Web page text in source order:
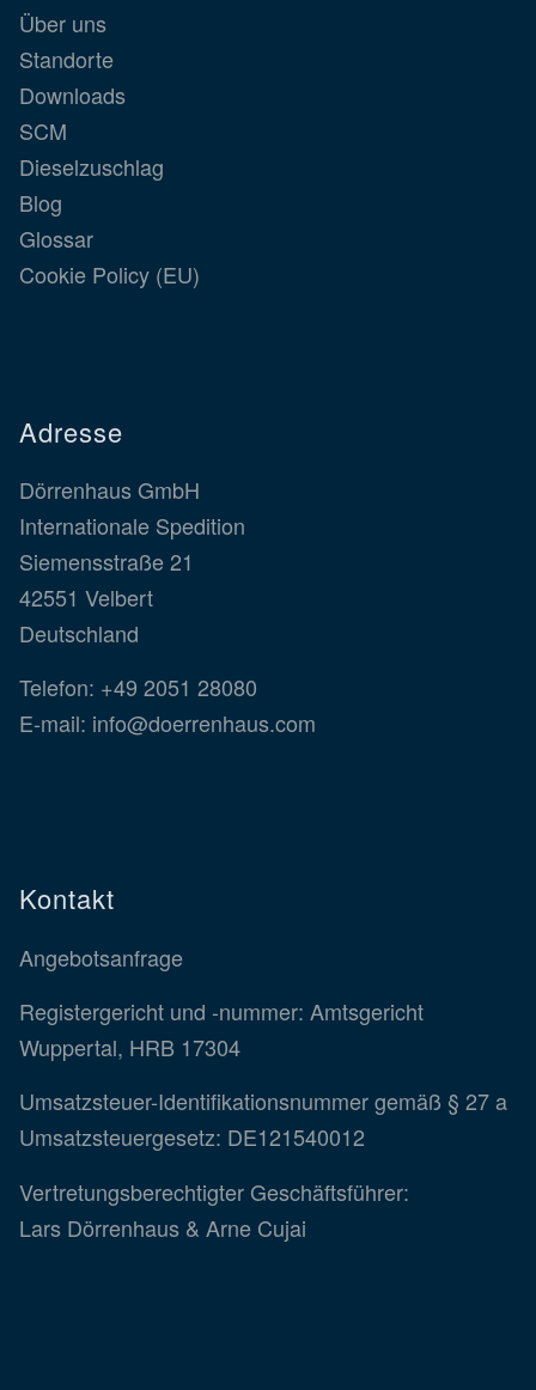
Über uns
Standorte
Downloads
SCM
Dieselzuschlag
Blog
Glossar
Cookie Policy (EU)
Adresse
Dörrenhaus GmbH
Internationale Spedition
Siemensstraße 21
42551 Velbert
Deutschland
Telefon: +49 2051 28080
E-mail: info@doerrenhaus.com
Kontakt
Angebotsanfrage
Registergericht und -nummer: Amtsgericht
Wuppertal, HRB 17304
Umsatzsteuer-Identifikationsnummer gemäß § 27 a
Umsatzsteuergesetz: DE121540012
Vertretungsberechtigter Geschäftsführer:
Lars Dörrenhaus & Arne Cujai